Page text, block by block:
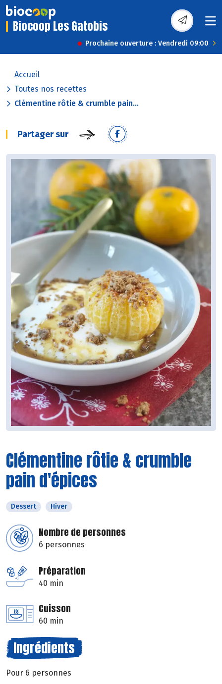
Biocoop Les Gatobis
Prochaine ouverture : Vendredi 09:00
Accueil
Toutes nos recettes
Clémentine rôtie & crumble pain...
Partager sur
Clémentine rôtie & crumble
pain d'épices
Dessert Hiver
Nombre de personnes
6 personnes
Préparation
40 min
Cuisson
60 min
Ingrédients
Pour 6 personnes